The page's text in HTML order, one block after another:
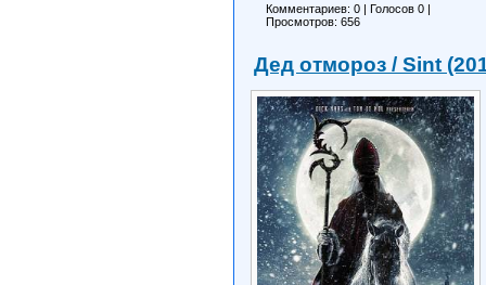
Комментариев: 0 | Голосов 0 |
Просмотров: 656
Дед отмороз / Sint